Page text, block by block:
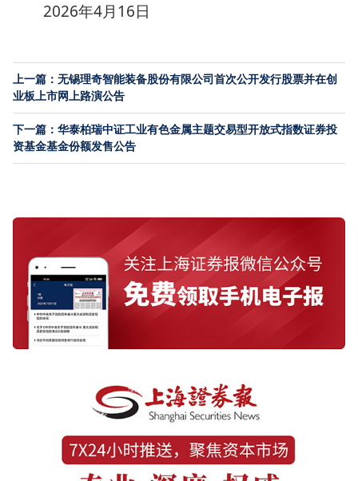
2026年4月16日
上一篇：无锡理奇智能装备股份有限公司首次公开发行股票并在创
业板上市网上路演公告
下一篇：华泰柏瑞中证工业有色金属主题交易型开放式指数证券投
资基金基金份额发售公告